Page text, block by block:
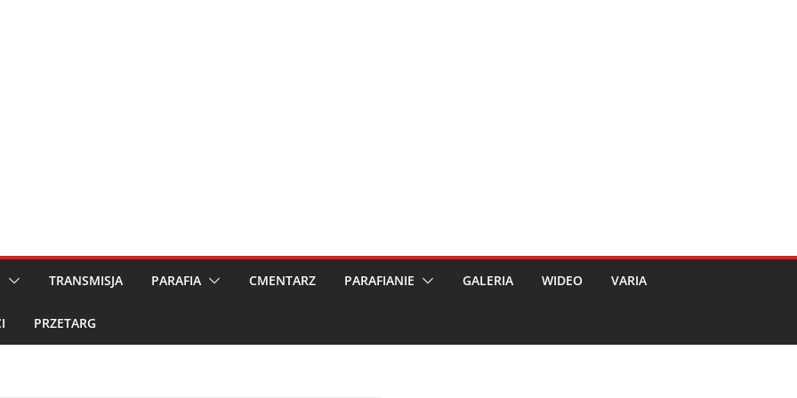
TRANSMISJA PARAFIA CMENTARZ PARAFIANIE GALERIA WIDEO VARIA
PRZETARG